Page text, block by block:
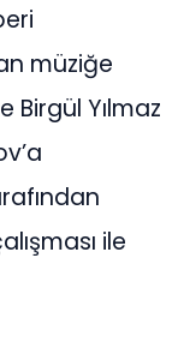
müziğe
Birgül Yılmaz
ile